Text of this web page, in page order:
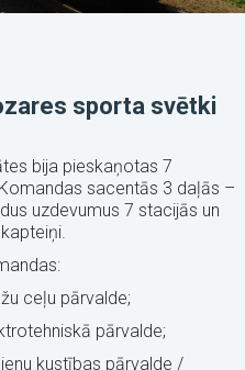
sporta svētki
bija pieskaņotas 7
sacentās 3 daļās –
uzdevumus 7 stacijās un
ceļu pārvalde;
pārvalde;
kustības pārvalde /